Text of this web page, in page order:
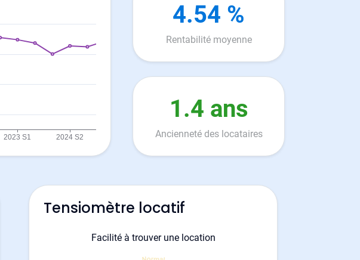
4.54 %
Rentabilité moyenne
1.4 ans
Ancienneté des locataires
Tensiomètre locatif
Facilité à trouver une location